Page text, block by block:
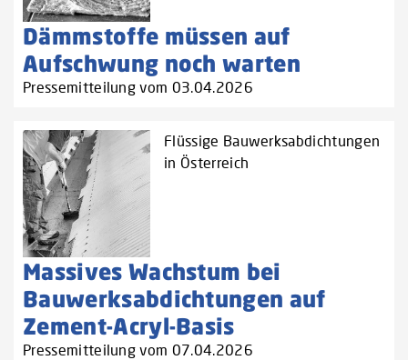
Dämmstoffe müssen auf
Aufschwung noch warten
Pressemitteilung vom 03.04.2026
Flüssige Bauwerksabdichtungen
in Österreich
Massives Wachstum bei
Bauwerksabdichtungen auf
Zement-Acryl-Basis
Pressemitteilung vom 07.04.2026